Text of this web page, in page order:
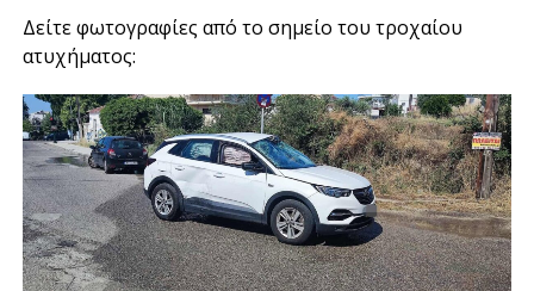
Δείτε φωτογραφίες από το σημείο του τροχαίου
ατυχήματος: